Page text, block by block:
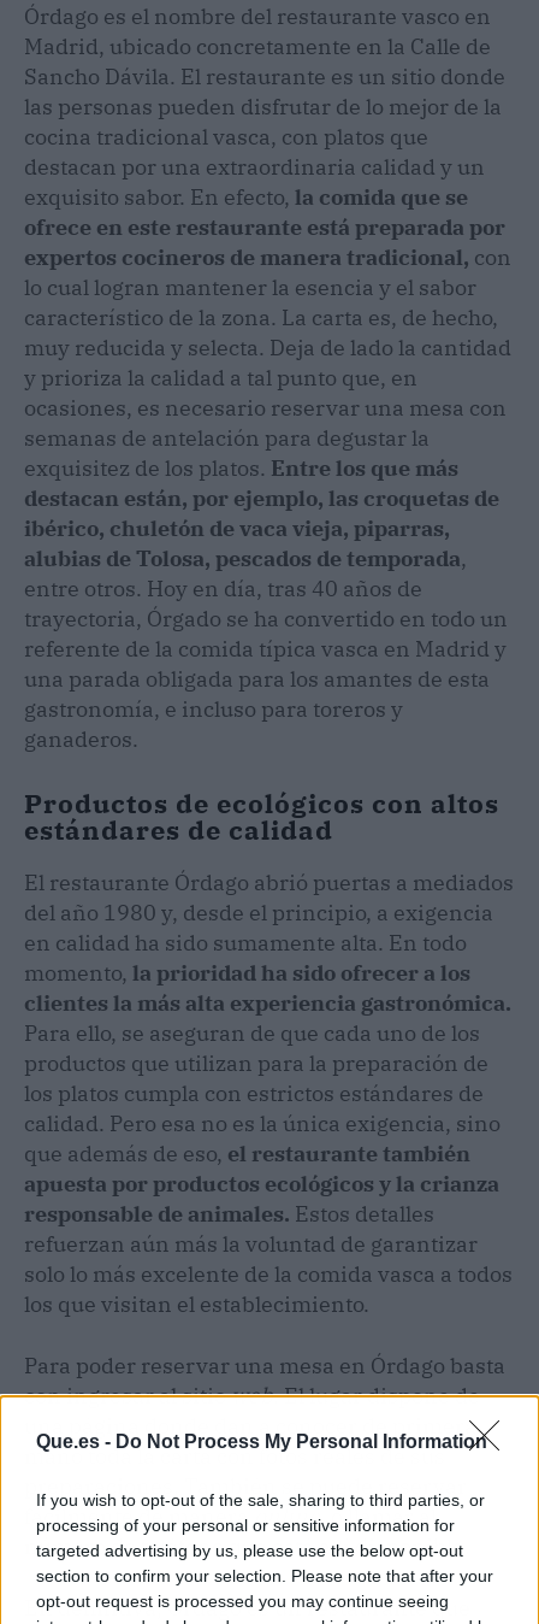
Que.es - Do Not Process My Personal Information
If you wish to opt-out of the sale, sharing to third parties, or
processing of your personal or sensitive information for
targeted advertising by us, please use the below opt-out
section to confirm your selection. Please note that after your
opt-out request is processed you may continue seeing
Órdago es el nombre del restaurante vasco en
Madrid, ubicado concretamente en la Calle de
Sancho Dávila. El restaurante es un sitio donde
las personas pueden disfrutar de lo mejor de la
cocina tradicional vasca, con platos que
destacan por una extraordinaria calidad y un
exquisito sabor. En efecto, la comida que se
ofrece en este restaurante está preparada por
expertos cocineros de manera tradicional, con
lo cual logran mantener la esencia y el sabor
característico de la zona. La carta es, de hecho,
muy reducida y selecta. Deja de lado la cantidad
y prioriza la calidad a tal punto que, en
ocasiones, es necesario reservar una mesa con
semanas de antelación para degustar la
exquisitez de los platos. Entre los que más
destacan están, por ejemplo, las croquetas de
ibérico, chuletón de vaca vieja, piparras,
alubias de Tolosa, pescados de temporada,
entre otros. Hoy en día, tras 40 años de
trayectoria, Órgado se ha convertido en todo un
referente de la comida típica vasca en Madrid y
una parada obligada para los amantes de esta
gastronomía, e incluso para toreros y
ganaderos.
Productos de ecológicos con altos
estándares de calidad
El restaurante Órdago abrió puertas a mediados
del año 1980 y, desde el principio, a exigencia
en calidad ha sido sumamente alta. En todo
momento, la prioridad ha sido ofrecer a los
clientes la más alta experiencia gastronómica.
Para ello, se aseguran de que cada uno de los
productos que utilizan para la preparación de
los platos cumpla con estrictos estándares de
calidad. Pero esa no es la única exigencia, sino
que además de eso, el restaurante también
apuesta por productos ecológicos y la crianza
responsable de animales. Estos detalles
refuerzan aún más la voluntad de garantizar
solo lo más excelente de la comida vasca a todos
los que visitan el establecimiento.
Para poder reservar una mesa en Órdago basta
con ingresar al sitioweb. El lugar dispone de
una página donde dan a conocer de primera
mano toda la carta con fotos reales de sus
fácilmente de manera online, o llamar al
número de teléfono que está allí disponible.
En definitiva, Órdago es un restaurante que